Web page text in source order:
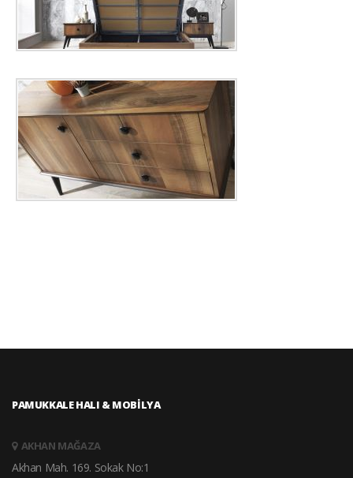
PAMUKKALE HALI & MOBİLYA
AKHAN MAĞAZA
Akhan Mah. 169. Sokak No:1